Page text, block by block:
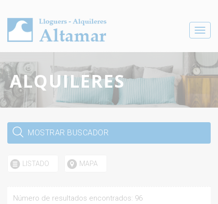
Toggle
ALQUILERES
MOSTRAR BUSCADOR
LISTADO MAPA
Número de resultados encontrados: 96